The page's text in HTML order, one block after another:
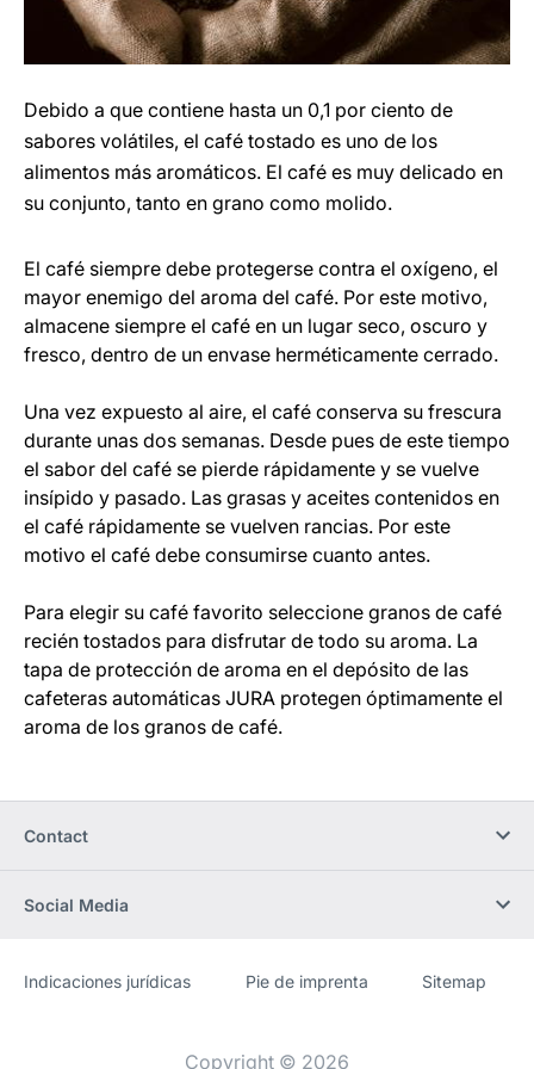
Debido a que contiene hasta un 0,1 por ciento de
sabores volátiles, el café tostado es uno de los
alimentos más aromáticos. El café es muy delicado en
su conjunto, tanto en grano como molido.
El café siempre debe protegerse contra el oxígeno, el
mayor enemigo del aroma del café. Por este motivo,
almacene siempre el café en un lugar seco, oscuro y
fresco, dentro de un envase herméticamente cerrado.
Una vez expuesto al aire, el café conserva su frescura
durante unas dos semanas. Desde pues de este tiempo
el sabor del café se pierde rápidamente y se vuelve
insípido y pasado. Las grasas y aceites contenidos en
el café rápidamente se vuelven rancias. Por este
motivo el café debe consumirse cuanto antes.
Para elegir su café favorito seleccione granos de café
recién tostados para disfrutar de todo su aroma. La
tapa de protección de aroma en el depósito de las
cafeteras automáticas JURA protegen óptimamente el
aroma de los granos de café.
Contact
Social Media
Sitio
[Website
Indicaciones jurídicas Pie de imprenta Sitemap
Copyright © 2026